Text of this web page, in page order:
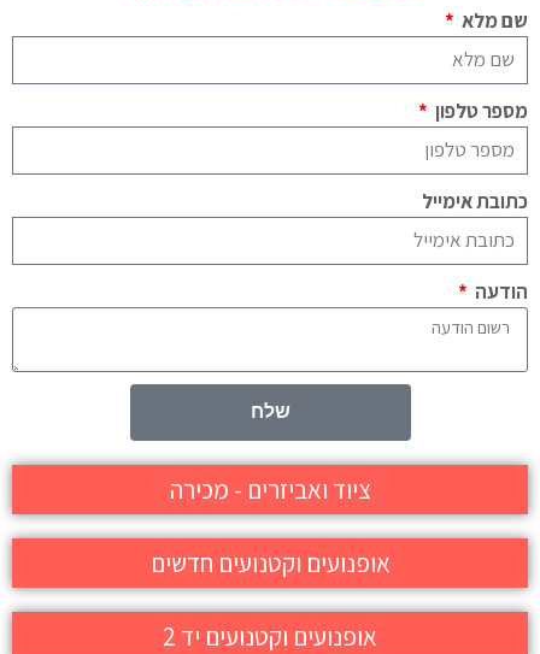
שם מלא
מספר טלפון
כתובת אימייל
הודעה
שלח
ציוד ואביזרים - מכירה
אופנועים וקטנועים חדשים
אופנועים וקטנועים יד 2